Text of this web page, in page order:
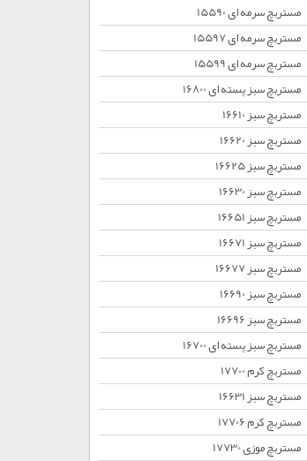
مستربچ سرمه ای 15590
مستربچ سرمه ای 15597
مستربچ سرمه ای 15599
مستربچ سبز پسته ای 16800
مستربچ سبز 16610
مستربچ سبز 16620
مستربچ سبز 16625
مستربچ سبز 16630
مستربچ سبز 16651
مستربچ سبز 16671
مستربچ سبز 16677
مستربچ سبز 16690
مستربچ سبز 16696
مستربچ سبز پسته ای 16700
مستربچ کرم 17700
مستربچ سبز 16631
مستربچ کرم 17706
مستربچ موزی 17730